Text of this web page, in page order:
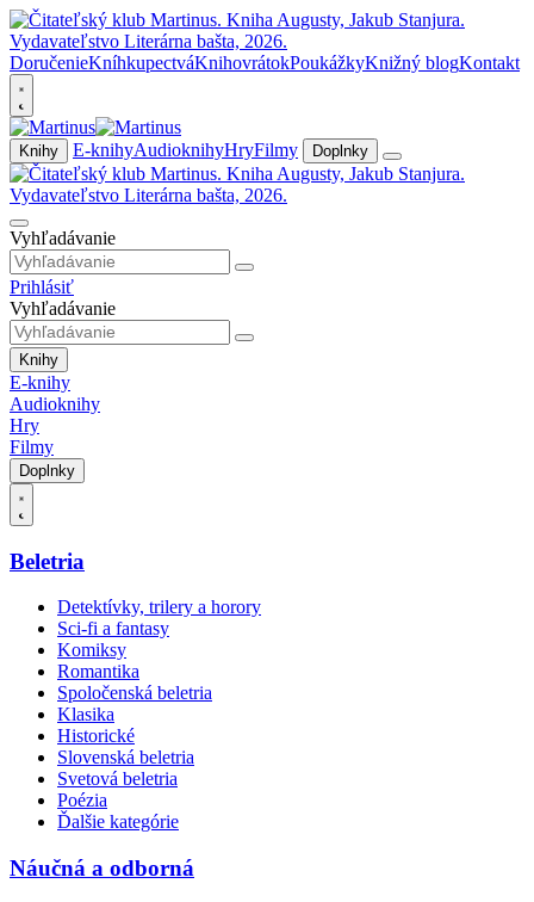
DoručenieKníhkupectváKnihovrátokPoukážkyKnižný blogKontakt
Knihy E-knihyAudioknihyHryFilmy Doplnky
Vyhľadávanie
Prihlásiť
Vyhľadávanie
Knihy
E-knihy
Audioknihy
Hry
Filmy
Doplnky
Beletria
Detektívky, trilery a horory
Sci-fi a fantasy
Komiksy
Romantika
Spoločenská beletria
Klasika
Historické
Slovenská beletria
Svetová beletria
Poézia
Ďalšie kategórie
Náučná a odborná